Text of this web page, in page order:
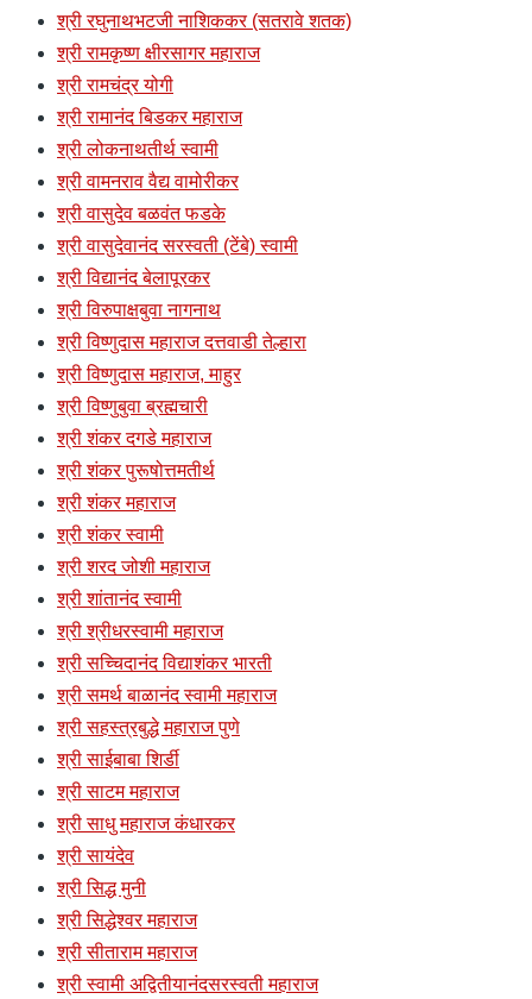
श्री रघुनाथभटजी नाशिककर (सतरावे शतक)
श्री रामकृष्ण क्षीरसागर महाराज
श्री रामचंद्र योगी
श्री रामानंद बिडकर महाराज
श्री लोकनाथतीर्थ स्वामी
श्री वामनराव वैद्य वामोरीकर
श्री वासुदेव बळवंत फडके
श्री वासुदेवानंद सरस्वती (टेंबे) स्वामी
श्री विद्यानंद बेलापूरकर
श्री विरुपाक्षबुवा नागनाथ
श्री विष्णुदास महाराज दत्तवाडी तेल्हारा
श्री विष्णुदास महाराज, माहुर
श्री विष्णुबुवा ब्रह्मचारी
श्री शंकर दगडे महाराज
श्री शंकर पुरूषोत्तमतीर्थ
श्री शंकर महाराज
श्री शंकर स्वामी
श्री शरद जोशी महाराज
श्री शांतानंद स्वामी
श्री श्रीधरस्वामी महाराज
श्री सच्चिदानंद विद्याशंकर भारती
श्री समर्थ बाळानंद स्वामी महाराज
श्री सहस्त्रबुद्धे महाराज पुणे
श्री साईबाबा शिर्डी
श्री साटम महाराज
श्री साधु महाराज कंधारकर
श्री सायंदेव
श्री सिद्ध मुनी
श्री सिद्धेश्वर महाराज
श्री सीताराम महाराज
श्री स्वामी अद्वितीयानंदसरस्वती महाराज